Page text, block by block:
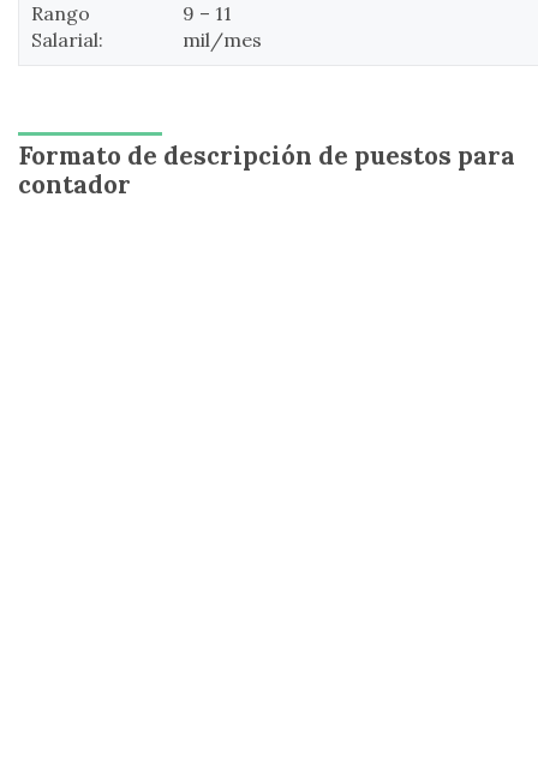
Rango
Salarial:
9 – 11
mil/mes
Formato de descripción de puestos para
contador